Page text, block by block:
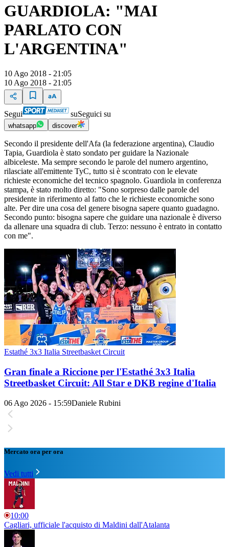
GUARDIOLA: "MAI
PARLATO CON
L'ARGENTINA"
10 Ago 2018 - 21:05
10 Ago 2018 - 21:05
Segui suSeguici su
whatsapp discover
Secondo il presidente dell'Afa (la federazione argentina), Claudio
Tapia, Guardiola è stato sondato per guidare la Nazionale
albiceleste. Ma sempre secondo le parole del numero argentino,
rilasciate all'emittente TyC, tutto si è scontrato con le elevate
richieste economiche del tecnico spagnolo. Guardiola in conferenza
stampa, è stato molto diretto: "Sono sorpreso dalle parole del
presidente in riferimento al fatto che le richieste economiche sono
alte. Per dire una cosa del genere bisogna sapere quanto guadagno.
Secondo punto: bisogna sapere che guidare una nazionale è diverso
da allenare una squadra di club. Terzo: nessuno è entrato in contatto
con me".
Estathé 3x3 Italia Streetbasket Circuit
Gran finale a Riccione per l'Estathé 3x3 Italia
Streetbasket Circuit: All Star e DKB regine d'Italia
06 Ago 2026 - 15:59Daniele Rubini
Mercato ora per ora
Vedi tutti
10:00
Cagliari, ufficiale l'acquisto di Maldini dall'Atalanta